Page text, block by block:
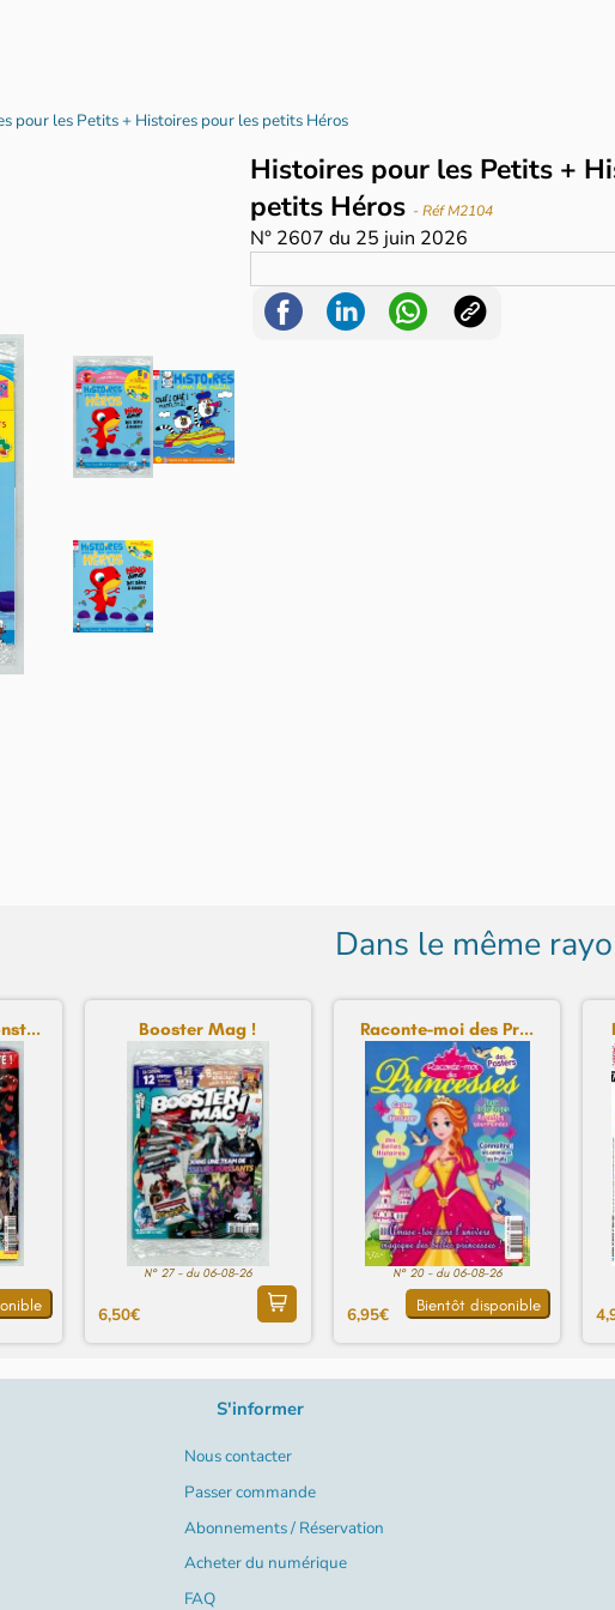
pour les Petits + Histoires pour les petits Héros
Histoires pour les Petits +
petits Héros - Réf M2104
N° 2607 du 25 juin 2026
Dans le même
Booster Mag !
N° 27 - du 06-08-26
6,50€
Raconte-moi des Pr...
N° 20 - du 06-08-26
6,95€ Bientôt disponible
S'informer
Nous contacter
Passer commande
Abonnements / Réservation
Acheter du numérique
FAQ